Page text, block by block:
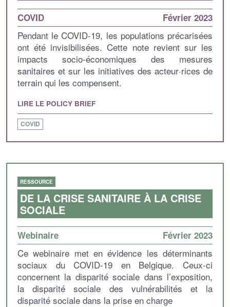
COVID Février 2023
Pendant le COVID-19, les populations précarisées
ont été invisibilisées. Cette note revient sur les
impacts socio-économiques des mesures
sanitaires et sur les initiatives des acteur·rices de
terrain qui les compensent.
LIRE LE POLICY BRIEF
COVID
RESSOURCE
DE LA CRISE SANITAIRE À LA CRISE
SOCIALE
Webinaire Février 2023
Ce webinaire met en évidence les déterminants
sociaux du COVID-19 en Belgique. Ceux-ci
concernent la disparité sociale dans l’exposition,
la disparité sociale des vulnérabilités et la
disparité sociale dans la prise en charge